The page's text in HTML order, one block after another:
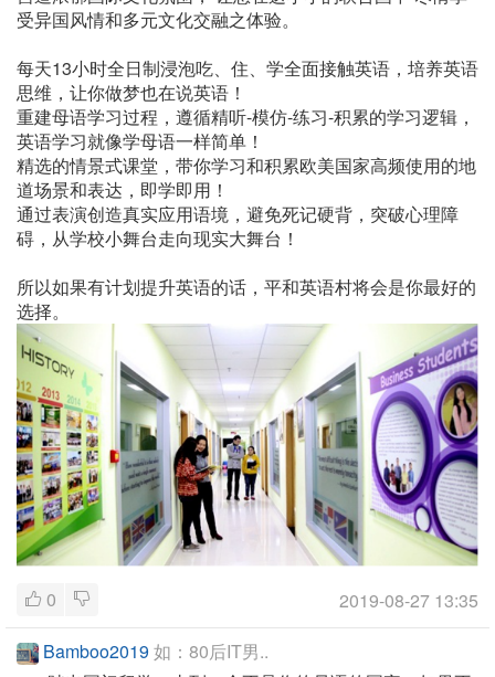
受异国风情和多元文化交融之体验。
每天13小时全日制浸泡吃、住、学全面接触英语，培养英语
思维，让你做梦也在说英语！
重建母语学习过程，遵循精听-模仿-练习-积累的学习逻辑，
英语学习就像学母语一样简单！
精选的情景式课堂，带你学习和积累欧美国家高频使用的地
道场景和表达，即学即用！
通过表演创造真实应用语境，避免死记硬背，突破心理障
碍，从学校小舞台走向现实大舞台！
所以如果有计划提升英语的话，平和英语村将会是你最好的
选择。
0
2019-08-27 13:35
Bamboo2019 如：80后IT男..